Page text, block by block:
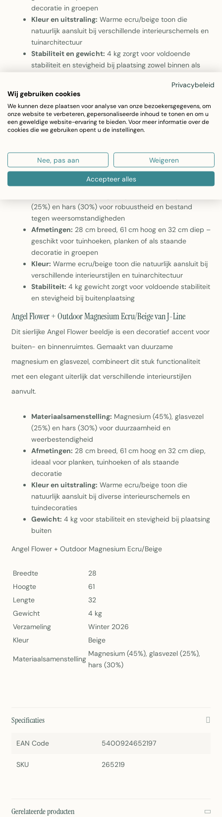
decoratie in groepen
Kleur en uitstraling: Warme ecru/beige toon die
natuurlijk aansluit bij verschillende interieurschemels en
tuinarchitectuur
Stabiliteit en gewicht: 4 kg zorgt voor voldoende
stabiliteit en stevigheid bij plaatsing zowel binnen als
Angel Flower + Outdoor Magnesium Ecru/Beige van J-Line
Dit elegante Angel Flower beeldje is een decoratief accent
voor binnen- en buitenruimtes. Gemaakt van hoogwaardige
weerbestendigheid met een verfijnde uitstraling die diverse
interieurschemels aanvult.
(25%) en hars (30%) voor robuustheid en bestand
tegen weersomstandigheden
Afmetingen: 28 cm breed, 61 cm hoog en 32 cm diep –
geschikt voor tuinhoeken, planken of als staande
decoratie in groepen
Kleur: Warme ecru/beige toon die natuurlijk aansluit bij
verschillende interieurstijlen en tuinarchitectuur
Stabiliteit: 4 kg gewicht zorgt voor voldoende stabiliteit
en stevigheid bij buitenplaatsing
Angel Flower + Outdoor Magnesium Ecru/Beige van J-Line
Dit sierlijke Angel Flower beeldje is een decoratief accent voor
buiten- en binnenruimtes. Gemaakt van duurzame
magnesium en glasvezel, combineert dit stuk functionaliteit
met een elegant uiterlijk dat verschillende interieurstijlen
aanvult.
Materiaalsamenstelling: Magnesium (45%), glasvezel
(25%) en hars (30%) voor duurzaamheid en
weerbestendigheid
Afmetingen: 28 cm breed, 61 cm hoog en 32 cm diep,
ideaal voor planken, tuinhoeken of als staande
decoratie
Kleur en uitstraling: Warme ecru/beige toon die
natuurlijk aansluit bij diverse interieurschemels en
tuindecoraties
Gewicht: 4 kg voor stabiliteit en stevigheid bij plaatsing
buiten
Angel Flower + Outdoor Magnesium Ecru/Beige
Breedte
28
Hoogte
61
Lengte
32
Gewicht
4 kg
Verzameling
Winter 2026
Kleur
Beige
Materiaalsamenstelling
Magnesium (45%), glasvezel (25%),
hars (30%)
Specificaties
EAN Code 5400924652197
SKU 265219
Gerelateerde producten
Privacybeleid
Wij gebruiken cookies
We kunnen deze plaatsen voor analyse van onze bezoekersgegevens, om
onze website te verbeteren, gepersonaliseerde inhoud te tonen en om u
een geweldige website-ervaring te bieden. Voor meer informatie over de
cookies die we gebruiken opent u de instellingen.
Nee, pas aan Weigeren
Accepteer alles